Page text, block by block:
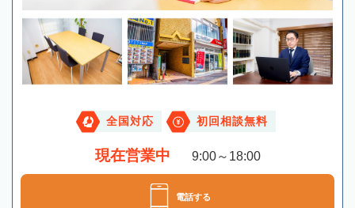
全国対応 初回相談無料
現在営業中 9:00～18:00
電話する